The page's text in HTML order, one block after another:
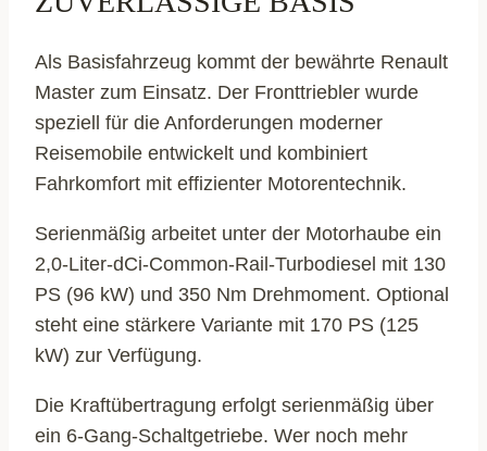
Als Basisfahrzeug kommt der bewährte Renault
Master zum Einsatz. Der Fronttriebler wurde
speziell für die Anforderungen moderner
Reisemobile entwickelt und kombiniert
Fahrkomfort mit effizienter Motorentechnik.
Serienmäßig arbeitet unter der Motorhaube ein
2,0-Liter-dCi-Common-Rail-Turbodiesel mit 130
PS (96 kW) und 350 Nm Drehmoment. Optional
steht eine stärkere Variante mit 170 PS (125
kW) zur Verfügung.
Die Kraftübertragung erfolgt serienmäßig über
ein 6-Gang-Schaltgetriebe. Wer noch mehr